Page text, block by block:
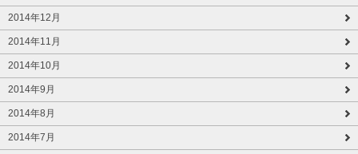
2014年12月
2014年11月
2014年10月
2014年9月
2014年8月
2014年7月